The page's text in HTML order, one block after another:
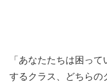
「あなたたちは困っ
するクラス、どちらの